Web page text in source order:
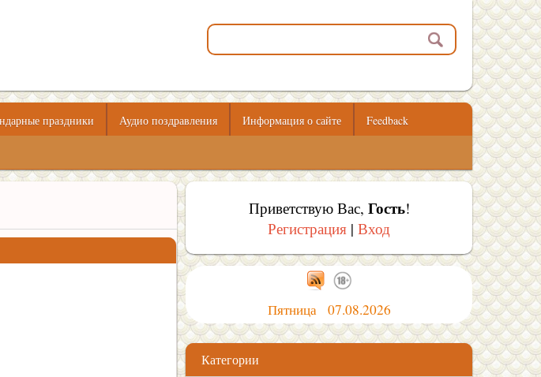
праздники Аудио поздравления Информация о сайте Feedback
Приветствую Вас, Гость!
Регистрация |Вход
Пятница 07.08.2026
Категории